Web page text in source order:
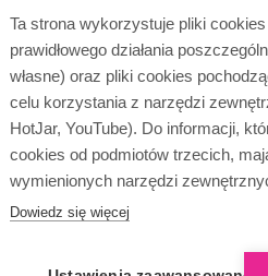
Ta strona wykorzystuje pliki
prawidłowego działania
własne) oraz pliki cookies
celu korzystania z narzędzi
HotJar, YouTube). Do informacji,
cookies od podmiotów trzecich,
wymienionych narzędzi
Dowiedz się więcej